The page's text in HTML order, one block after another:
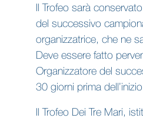
Il Trofeo sarà
del successivo
organizzatrice, che ne
Deve essere fatto
Organizzatore del
30 giorni prima
Il Trofeo Dei Tre Mari,